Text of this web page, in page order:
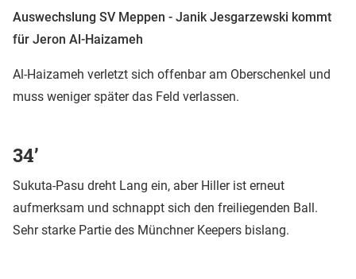
Auswechslung SV Meppen - Janik Jesgarzewski kommt
für Jeron Al-Haizameh
Al-Haizameh verletzt sich offenbar am Oberschenkel und
muss weniger später das Feld verlassen.
34’
Sukuta-Pasu dreht Lang ein, aber Hiller ist erneut
aufmerksam und schnappt sich den freiliegenden Ball.
Sehr starke Partie des Münchner Keepers bislang.